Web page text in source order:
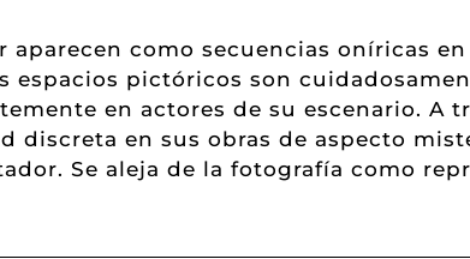
como secuencias oníricas
espacios pictóricos son
en actores de su escenario. A
discreta en sus obras de aspecto
Se aleja de la fotografía como